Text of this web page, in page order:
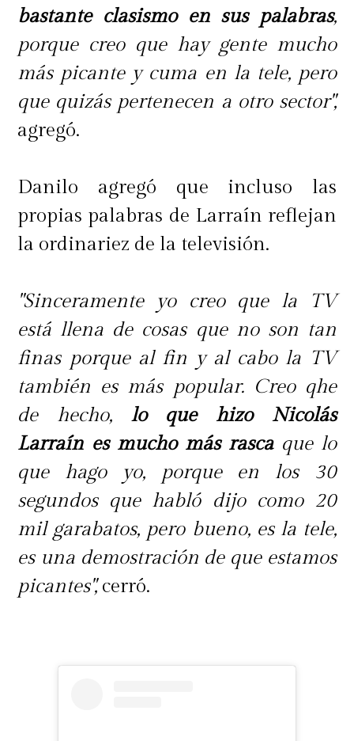
bastante clasismo en sus palabras,
porque creo que hay gente mucho
más picante y cuma en la tele, pero
que quizás pertenecen a otro sector",
agregó.
Danilo agregó que incluso las
propias palabras de Larraín reflejan
la ordinariez de la televisión.
"Sinceramente yo creo que la TV
está llena de cosas que no son tan
finas porque al fin y al cabo la TV
también es más popular. Creo qhe
de hecho, lo que hizo Nicolás
Larraín es mucho más rascaque lo
que hago yo, porque en los 30
segundos que habló dijo como 20
mil garabatos, pero bueno, es la tele,
es una demostración de que estamos
picantes",cerró.